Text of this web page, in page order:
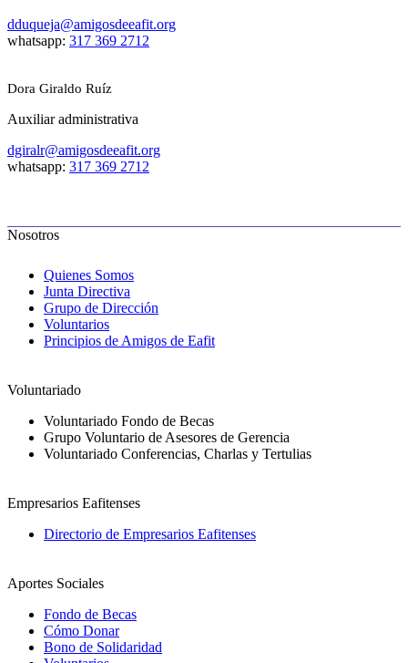
dduqueja@amigosdeeafit.org
whatsapp: 317 369 2712
Dora Giraldo Ruíz
Auxiliar administrativa
dgiralr@amigosdeeafit.org
whatsapp: 317 369 2712
Nosotros
Quienes Somos
Junta Directiva
Grupo de Dirección
Voluntarios
Principios de Amigos de Eafit
Voluntariado
Voluntariado Fondo de Becas
Grupo Voluntario de Asesores de Gerencia
Voluntariado Conferencias, Charlas y Tertulias
Empresarios Eafitenses
Directorio de Empresarios Eafitenses
Aportes Sociales
Fondo de Becas
Cómo Donar
Bono de Solidaridad